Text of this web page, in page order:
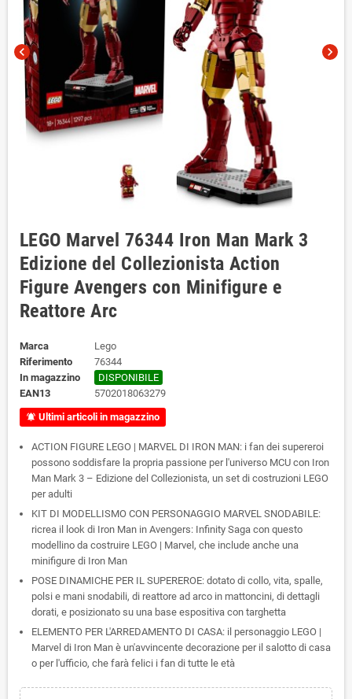
chevron_left chevron_right
LEGO Marvel 76344 Iron Man Mark 3
Edizione del Collezionista Action
Figure Avengers con Minifigure e
Reattore Arc
Marca
Lego
Riferimento
76344
In magazzino
DISPONIBILE
EAN13
5702018063279
notifications_active Ultimi articoli in magazzino
ACTION FIGURE LEGO | MARVEL DI IRON MAN: i fan dei supereroi
possono soddisfare la propria passione per l'universo MCU con Iron
Man Mark 3 – Edizione del Collezionista, un set di costruzioni LEGO
per adulti
KIT DI MODELLISMO CON PERSONAGGIO MARVEL SNODABILE:
ricrea il look di Iron Man in Avengers: Infinity Saga con questo
modellino da costruire LEGO | Marvel, che include anche una
minifigure di Iron Man
POSE DINAMICHE PER IL SUPEREROE: dotato di collo, vita, spalle,
polsi e mani snodabili, di reattore ad arco in mattoncini, di dettagli
dorati, e posizionato su una base espositiva con targhetta
ELEMENTO PER L'ARREDAMENTO DI CASA: il personaggio LEGO |
Marvel di Iron Man è un'avvincente decorazione per il salotto di casa
o per l'ufficio, che farà felici i fan di tutte le età